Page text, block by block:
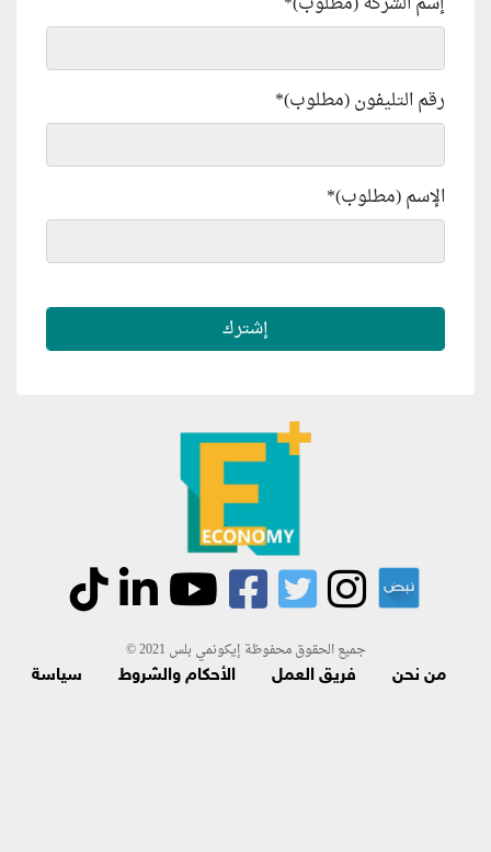
رقم التليفون (مطلوب)*
الإسم (مطلوب)*
جميع الحقوق محفوظة إيكونمي بلس 2021 ©
من نحن فريق العمل الأحكام والشروط
سياسة